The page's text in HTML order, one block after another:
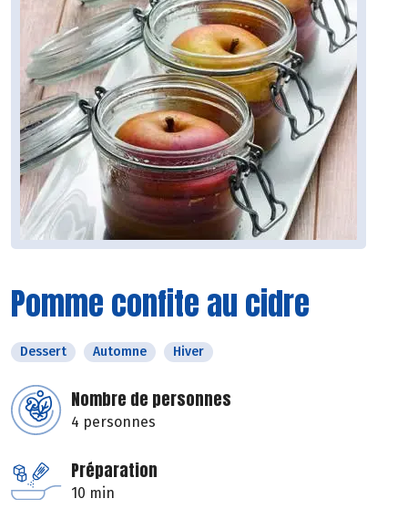
Pomme confite au cidre
Dessert Automne Hiver
Nombre de personnes
4 personnes
Préparation
10 min